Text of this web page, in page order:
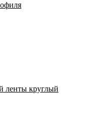
ленты круглый